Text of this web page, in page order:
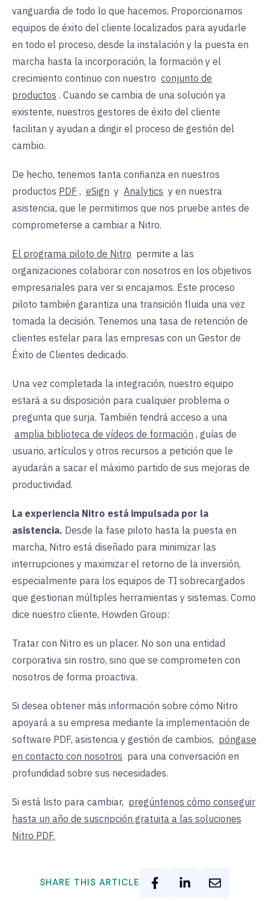
vanguardia de todo lo que hacemos. Proporcionamos
equipos de éxito del cliente localizados para ayudarle
en todo el proceso, desde la instalación y la puesta en
marcha hasta la incorporación, la formación y el
crecimiento continuo con nuestro conjunto de
productos . Cuando se cambia de una solución ya
existente, nuestros gestores de éxito del cliente
facilitan y ayudan a dirigir el proceso de gestión del
cambio.
De hecho, tenemos tanta confianza en nuestros
productos PDF , eSign y Analytics y en nuestra
asistencia, que le permitimos que nos pruebe antes de
comprometerse a cambiar a Nitro.
El programa piloto de Nitro permite a las
organizaciones colaborar con nosotros en los objetivos
empresariales para ver si encajamos. Este proceso
piloto también garantiza una transición fluida una vez
tomada la decisión. Tenemos una tasa de retención de
clientes estelar para las empresas con un Gestor de
Éxito de Clientes dedicado.
Una vez completada la integración, nuestro equipo
estará a su disposición para cualquier problema o
pregunta que surja. También tendrá acceso a una
amplia biblioteca de vídeos de formación , guías de
usuario, artículos y otros recursos a petición que le
ayudarán a sacar el máximo partido de sus mejoras de
productividad.
La experiencia Nitro está impulsada por la
asistencia. Desde la fase piloto hasta la puesta en
marcha, Nitro está diseñado para minimizar las
interrupciones y maximizar el retorno de la inversión,
especialmente para los equipos de TI sobrecargados
que gestionan múltiples herramientas y sistemas. Como
dice nuestro cliente, Howden Group:
Tratar con Nitro es un placer. No son una entidad
corporativa sin rostro, sino que se comprometen con
nosotros de forma proactiva.
Si desea obtener más información sobre cómo Nitro
apoyará a su empresa mediante la implementación de
software PDF, asistencia y gestión de cambios, póngase
en contacto con nosotros para una conversación en
profundidad sobre sus necesidades.
Si está listo para cambiar, pregúntenos cómo conseguir
hasta un año de suscripción gratuita a las soluciones
Nitro PDF.
SHARE THIS ARTICLE